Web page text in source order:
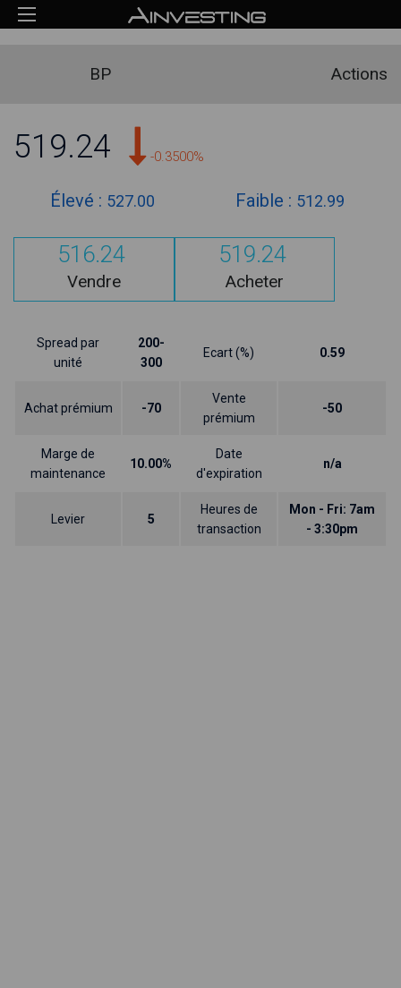
BP Actions
519.24 -0.3500%
Élevé : 527.00 Faible : 512.99
516.24
Vendre
519.24
Acheter
Spread par
unité
200-
300
Ecart (%) 0.59
Achat prémium -70
Vente
prémium
-50
Marge de
maintenance
10.00%
Date
d'expiration
n/a
Levier 5
Heures de
transaction
Mon - Fri: 7am
- 3:30pm